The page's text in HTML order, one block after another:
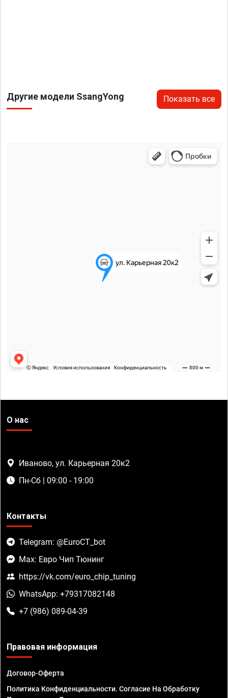
Другие модели SsangYong Показать все
О нас
Иваново, ул. Карьерная 20к2
Пн-Сб | 09:00 - 19:00
Контакты
Telegram: @EuroCT_bot
Max: Евро Чип Тюнинг
https://vk.com/euro_chip_tuning
WhatsApp: +79317082148
+7 (986) 089-04-39
Правовая информация
Договор-Оферта
Политика Конфиденциальности. Согласие На Обработку